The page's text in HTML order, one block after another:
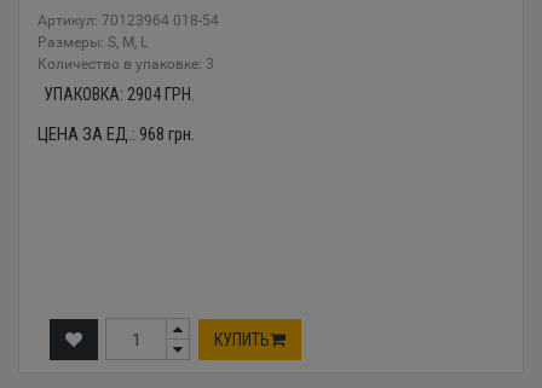
Артикул: 70123964 018-54
Размеры: S, M, L
Количество в упаковке: 3
УПАКОВКА: 2904 ГРН.
ЦЕНА ЗА ЕД.: 968 грн.
КУПИТЬ